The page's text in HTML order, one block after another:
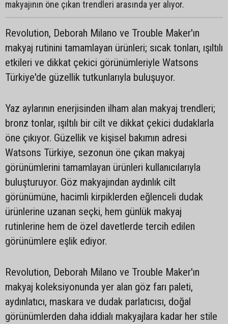
makyajının öne çıkan trendleri arasında yer alıyor.
Revolution, Deborah Milano ve Trouble Maker'ın
makyaj rutinini tamamlayan ürünleri; sıcak tonları, ışıltılı
etkileri ve dikkat çekici görünümleriyle Watsons
Türkiye'de güzellik tutkunlarıyla buluşuyor.
Yaz aylarının enerjisinden ilham alan makyaj trendleri;
bronz tonlar, ışıltılı bir cilt ve dikkat çekici dudaklarla
öne çıkıyor. Güzellik ve kişisel bakımın adresi
Watsons Türkiye, sezonun öne çıkan makyaj
görünümlerini tamamlayan ürünleri kullanıcılarıyla
buluşturuyor. Göz makyajından aydınlık cilt
görünümüne, hacimli kirpiklerden eğlenceli dudak
ürünlerine uzanan seçki, hem günlük makyaj
rutinlerine hem de özel davetlerde tercih edilen
görünümlere eşlik ediyor.
Revolution, Deborah Milano ve Trouble Maker'ın
makyaj koleksiyonunda yer alan göz farı paleti,
aydınlatıcı, maskara ve dudak parlatıcısı, doğal
görünümlerden daha iddialı makyajlara kadar her stile